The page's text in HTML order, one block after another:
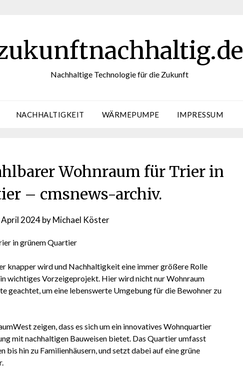
Nachhaltige Technologie für die Zukunft
NACHHALTIGKEIT WÄRMEPUMPE IMPRESSUM
Wohnraum für Trier in
– cmsnews-archiv.
April 2024byMichael Köster
in grünem Quartier
knapper wird und Nachhaltigkeit eine immer größere Rolle
wichtiges Vorzeigeprojekt. Hier wird nicht nur Wohnraum
geachtet, um eine lebenswerte Umgebung für die Bewohner zu
zeigen, dass es sich um ein innovatives Wohnquartier
mit nachhaltigen Bauweisen bietet. Das Quartier umfasst
bis hin zu Familienhäusern, und setzt dabei auf eine grüne